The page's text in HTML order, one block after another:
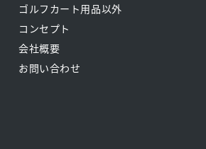
ゴルフカート用品以外
コンセプト
会社概要
お問い合わせ